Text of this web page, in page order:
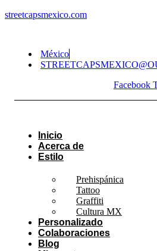
streetcapsmexico.com
México
Facebook
Inicio
Acerca de
Estilo
Prehispánica
Tattoo
Graffiti
Cultura MX
Personalizado
Colaboraciones
Blog